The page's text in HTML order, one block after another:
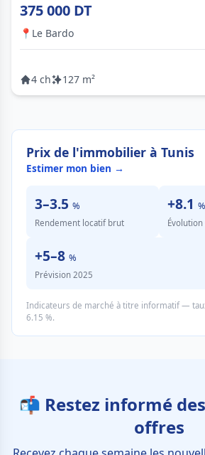
375 000 DT
📍 Le Bardo
4 ch 127 m²
Prix de l'immobilier à Tunis
Estimer mon bien →
3–3.5 %
Rendement locatif brut
+8.1 %
+5–8 %
Prévision 2025
Indicateurs de marché à titre informatif —
6.15 %.
📬 Restez informé
offres